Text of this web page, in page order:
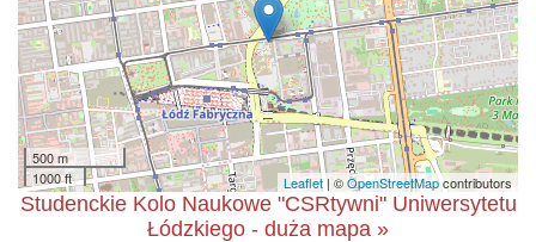
500 m
1000 ft
Leaflet | ©OpenStreetMapcontributors
Studenckie Kolo Naukowe "CSRtywni" Uniwersytetu
Łódzkiego - duża mapa »